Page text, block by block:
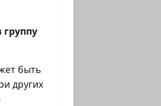
группу
быть
других